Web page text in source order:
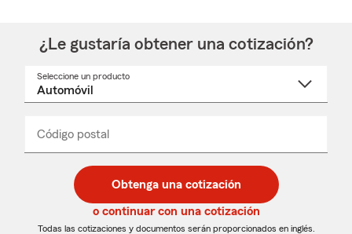
¿Le gustaría obtener una cotización?
Seleccione un producto
desplegable
Código postal
de
5
dígitos
de
5
dígitos
_____
Obtenga una cotización
o continuar con una cotización
Todas las cotizaciones y documentos serán proporcionados en inglés.